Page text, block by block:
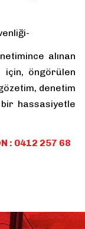
alınan
için, öngörülen
denetim
hassasiyetle
: 0412 257 68